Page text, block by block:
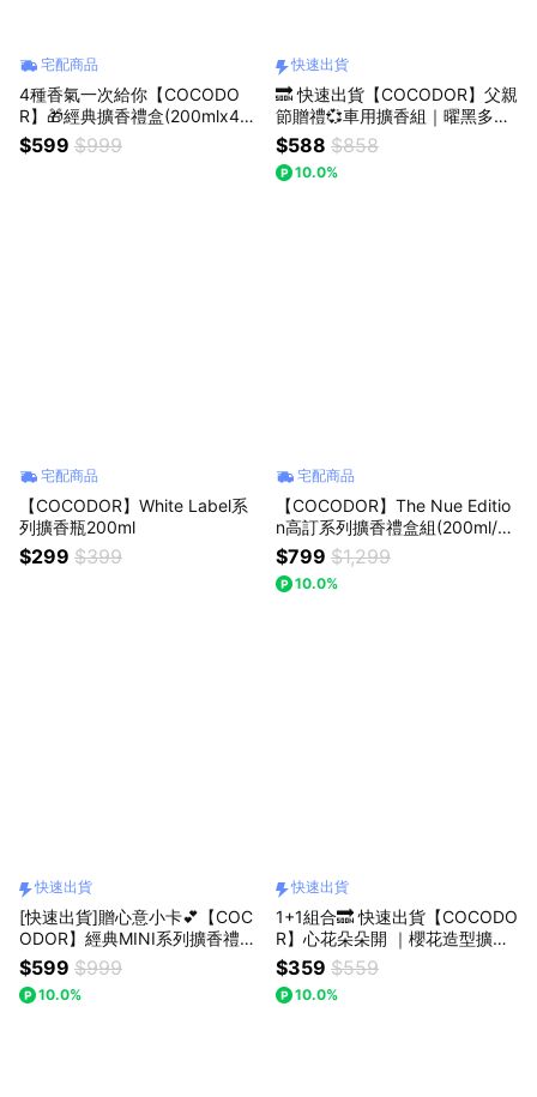
宅配商品
4種香氣一次給你【COCODO
R】🎁經典擴香禮盒(200mlx4入
組)🎁生日/慶祝/情人節/紀念日/
療癒/慰勞/交換禮物/禮盒 小蒼蘭
$599 $999
快速出貨
🔜 快速出貨【COCODOR】父親
節贈禮💞車用擴香組｜曜黑多用
途系列擴香瓶160ml +車用擴香
禮盒組130mlX2(生日/情人/父親
節/男友/送禮/禮盒)
$588 $858
10.0%
宅配商品
【COCODOR】White Label系
列擴香瓶200ml
$299 $399
宅配商品
【COCODOR】The Nue Editio
n高訂系列擴香禮盒組(200ml/3
入組) 生日/慶祝/情人節/紀念日/
生日/療癒/慰勞/交換禮物 檀香
+癒創木+綠苔
$799 $1,299
10.0%
快速出貨
[快速出貨]贈心意小卡💕【COC
ODOR】經典MINI系列擴香禮盒
(50mlx8入.) 生日/慶祝/情人節/
紀念日/喬遷/療癒/慰勞/交換禮物
$599 $999
10.0%
快速出貨
1+1組合🔜 快速出貨【COCODO
R】心花朵朵開 ｜櫻花造型擴香
套組-蜜梨小蒼蘭/黑櫻桃(櫻花造
型擴香瓶200ml+補充瓶200ml
贈品牌提袋)
$359 $559
10.0%